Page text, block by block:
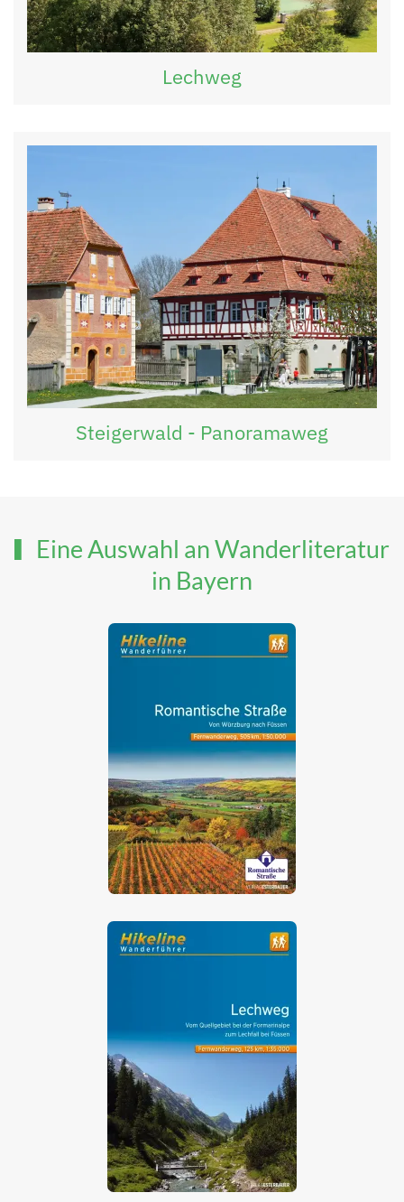
Lechweg
Steigerwald - Panoramaweg
Eine Auswahl an Wanderliteratur
in Bayern